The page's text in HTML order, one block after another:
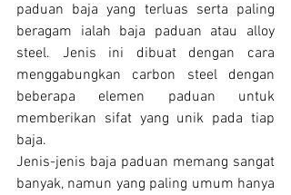
paduan baja yang terluas serta paling
beragam ialah baja paduan atau alloy
steel. Jenis ini dibuat dengan cara
menggabungkan carbon steel dengan
beberapa elemen paduan untuk
memberikan sifat yang unik pada tiap
baja.
Jenis-jenis baja paduan memang sangat
banyak, namun yang paling umum hanya